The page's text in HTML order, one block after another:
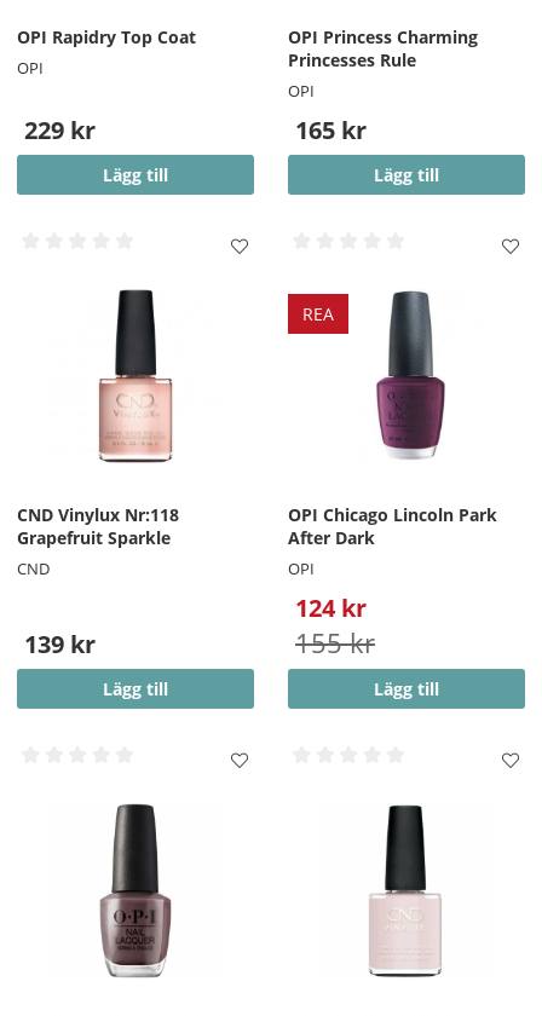
OPI Rapidry Top Coat
OPI
229 kr
Lägg till
OPI Princess Charming
Princesses Rule
OPI
165 kr
Lägg till
CND Vinylux Nr:118
Grapefruit Sparkle
CND
139 kr
Lägg till
REA
OPI Chicago Lincoln Park
After Dark
OPI
124 kr
155 kr
Lägg till